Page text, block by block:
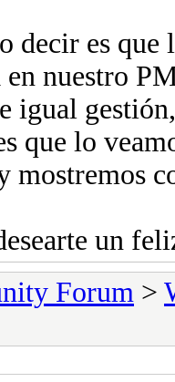
decir es
en nuestro
igual
que lo
mostremos
un
Forum >